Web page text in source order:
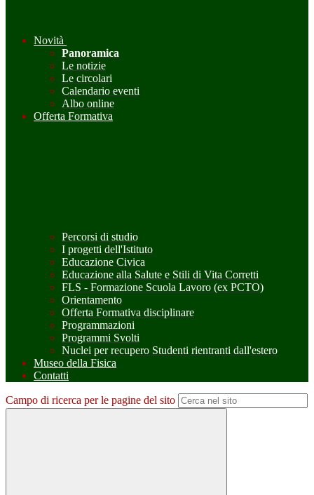
Novità
Panoramica
Le notizie
Le circolari
Calendario eventi
Albo online
Offerta Formativa
Percorsi di studio
I progetti dell'Istituto
Educazione Civica
Educazione alla Salute e Stili di Vita Corretti
FLS - Formazione Scuola Lavoro (ex PCTO)
Orientamento
Offerta Formativa disciplinare
Programmazioni
Programmi Svolti
Nuclei per recupero Studenti rientranti dall'estero
Museo della Fisica
Contatti
Campo di ricerca per le pagine del sito